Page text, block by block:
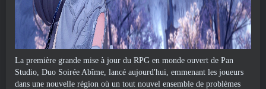
La première grande mise à jour du RPG en monde ouvert de Pan
Studio, Duo Soirée Abîme, lancé aujourd'hui, emmenant les joueurs
dans une nouvelle région où un tout nouvel ensemble de problèmes